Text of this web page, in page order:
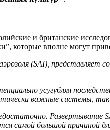
и британские
которые вполне могут
(SAI), представляет
усугубляя
важные системы,
Развертывание
самой большой причиной